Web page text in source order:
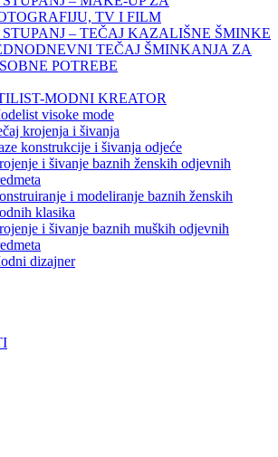
TV I FILM
STUPANJ – TEČAJ KAZALIŠNE ŠMINKE
TEČAJ ŠMINKANJA ZA
POTREBE
MODNI KREATOR
visoke mode
krojenja i šivanja
konstrukcije i šivanja odjeće
i šivanje baznih ženskih odjevnih
i modeliranje baznih ženskih
klasika
i šivanje baznih muških odjevnih
dizajner